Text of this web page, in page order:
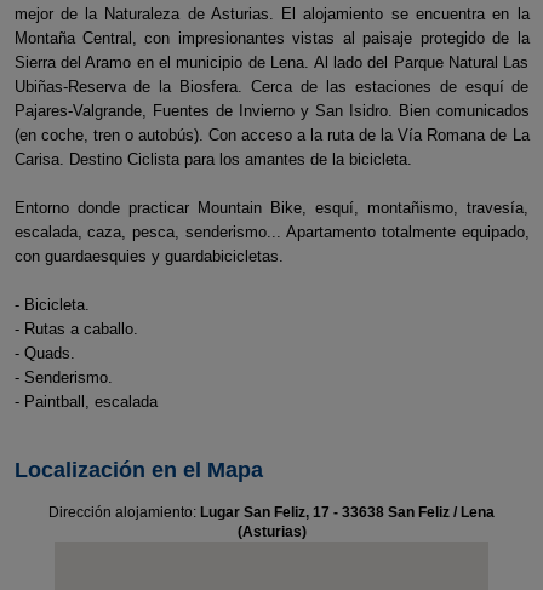
mejor de la Naturaleza de Asturias. El alojamiento se encuentra en la
Montaña Central, con impresionantes vistas al paisaje protegido de la
Sierra del Aramo en el municipio de Lena. Al lado del Parque Natural Las
Ubiñas-Reserva de la Biosfera. Cerca de las estaciones de esquí de
Pajares-Valgrande, Fuentes de Invierno y San Isidro. Bien comunicados
(en coche, tren o autobús). Con acceso a la ruta de la Vía Romana de La
Carisa. Destino Ciclista para los amantes de la bicicleta.
Entorno donde practicar Mountain Bike, esquí, montañismo, travesía,
escalada, caza, pesca, senderismo... Apartamento totalmente equipado,
con guardaesquies y guardabicicletas.
- Bicicleta.
- Rutas a caballo.
- Quads.
- Senderismo.
- Paintball, escalada
Localización en el Mapa
Dirección alojamiento: Lugar San Feliz, 17 - 33638 San Feliz / Lena
(Asturias)